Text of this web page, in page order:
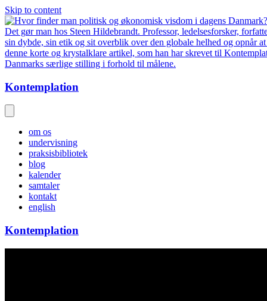
Skip to content
Kontemplation
om os
undervisning
praksisbibliotek
blog
kalender
samtaler
kontakt
english
Kontemplation